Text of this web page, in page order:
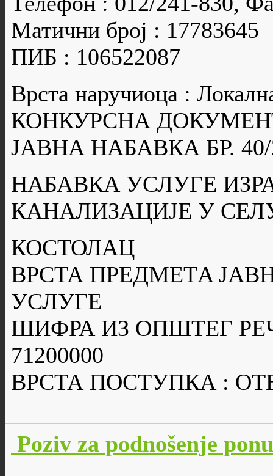
Матични број : 17783645
ПИБ : 106522087
Врста наручиоца :
КОНКУРСНА
ЈАВНА НАБАВКА БР. 40/
НАБАВКА УСЛУГЕ
КАНАЛИЗАЦИЈЕ У
КОСТОЛАЦ
ВРСТА ПРЕДМЕТA
УСЛУГЕ
ШИФРА ИЗ ОПШТЕГ
71200000
ВРСТА ПОСТУПКА :
Poziv za podnošenje